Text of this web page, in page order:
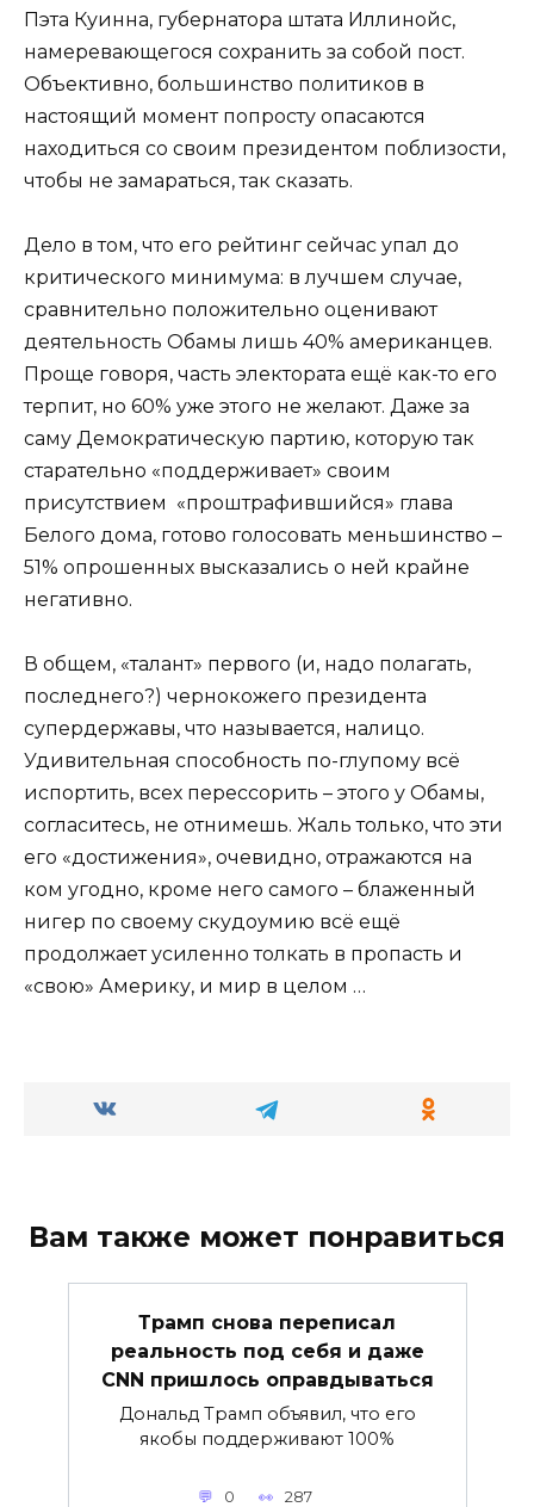
Пэта Куинна, губернатора штата Иллинойс,
намеревающегося сохранить за собой пост.
Объективно, большинство политиков в
настоящий момент попросту опасаются
находиться со своим президентом поблизости,
чтобы не замараться, так сказать.
Дело в том, что его рейтинг сейчас упал до
критического минимума: в лучшем случае,
сравнительно положительно оценивают
деятельность Обамы лишь 40% американцев.
Проще говоря, часть электората ещё как-то его
терпит, но 60% уже этого не желают. Даже за
саму Демократическую партию, которую так
старательно «поддерживает» своим
присутствием «проштрафившийся» глава
Белого дома, готово голосовать меньшинство –
51% опрошенных высказались о ней крайне
негативно.
В общем, «талант» первого (и, надо полагать,
последнего?) чернокожего президента
супердержавы, что называется, налицо.
Удивительная способность по-глупому всё
испортить, всех перессорить – этого у Обамы,
согласитесь, не отнимешь. Жаль только, что эти
его «достижения», очевидно, отражаются на
ком угодно, кроме него самого – блаженный
нигер по своему скудоумию всё ещё
продолжает усиленно толкать в пропасть и
«свою» Америку, и мир в целом …
Вам также может понравиться
Трамп снова переписал
реальность под себя и даже
CNN пришлось оправдываться
Дональд Трамп объявил, что его
якобы поддерживают 100%
0 287